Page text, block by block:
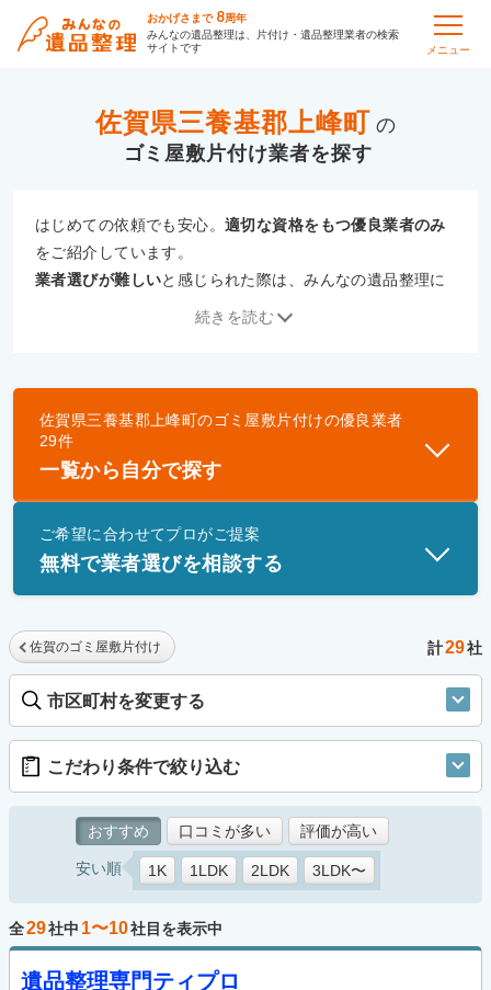
おかげさまで 8周年
みんなの遺品整理は、片付け・遺品整理業者の検索
サイトです
メニュー
佐賀県三養基郡上峰町 の
ゴミ屋敷片付け
はじめての依頼でも安心。適切な資格をもつ優良業者のみ
をご紹介しています。
業者選びが難しいと感じられた際は、みんなの遺品整理に
優良業者とは
一般財団法人遺品整理認定協会、および一般社団法
続きを読む
佐賀県三養基郡上峰町のゴミ屋敷片付けの優良業者
29件
一覧から自分で探す
ご希望に合わせてプロがご提案
無料で業者選びを相談する
佐賀のゴミ屋敷片付け 計29社
市区町村を変更する
こだわり条件で絞り込む
おすすめ 口コミが多い 評価が高い
安い順 1K 1LDK 2LDK 3LDK〜
全29社中 1〜10社目を表示中
遺品整理専門ティプロ